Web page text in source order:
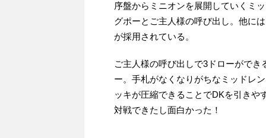
序盤からミニオンを展開していくミ
グポーとご主人様の呼び出し。他に
が採用されている。
ご主人様の呼び出しで3ドローがで
ー。手札がなくなりがちなミッドレ
ッキが圧縮できることでDKを引きや
対戦できたし面白かった！